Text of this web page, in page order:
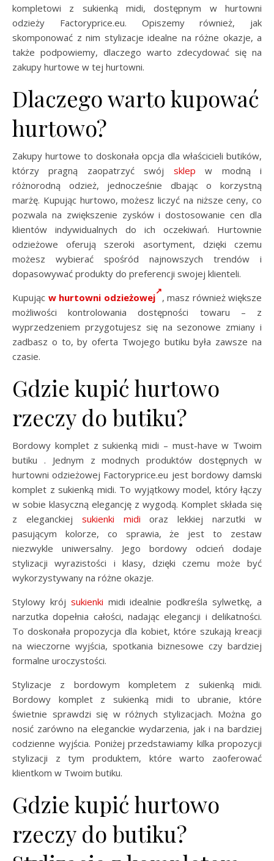
kompletowi z sukienką midi, dostępnym w hurtowni
odzieży Factoryprice.eu. Opiszemy również, jak
skomponować z nim stylizacje idealne na różne okazje, a
także podpowiemy, dlaczego warto zdecydować się na
zakupy hurtowe w tej hurtowni.
Dlaczego warto kupować
hurtowo?
Zakupy hurtowe to doskonała opcja dla właścicieli butików,
którzy pragną zaopatrzyć swój sklep w modną i
różnorodną odzież, jednocześnie dbając o korzystną
marżę. Kupując hurtowo, możesz liczyć na niższe ceny, co
pozwala na zwiększenie zysków i dostosowanie cen dla
klientów indywidualnych do ich oczekiwań. Hurtownie
odzieżowe oferują szeroki asortyment, dzięki czemu
możesz wybierać spośród najnowszych trendów i
dopasowywać produkty do preferencji swojej klienteli.
Kupując w hurtowni odzieżowej
, masz również większe
możliwości kontrolowania dostępności towaru – z
wyprzedzeniem przygotujesz się na sezonowe zmiany i
zadbasz o to, by oferta Twojego butiku była zawsze na
czasie.
Gdzie kupić hurtowo
rzeczy do butiku?
Bordowy komplet z sukienką midi – must-have w Twoim
butiku . Jednym z modnych produktów dostępnych w
hurtowni odzieżowej Factoryprice.eu jest bordowy damski
komplet z sukienką midi. To wyjątkowy model, który łączy
w sobie klasyczną elegancję z wygodą. Komplet składa się
z eleganckiej sukienki midi oraz lekkiej narzutki w
pasującym kolorze, co sprawia, że jest to zestaw
niezwykle uniwersalny. Jego bordowy odcień dodaje
stylizacji wyrazistości i klasy, dzięki czemu może być
wykorzystywany na różne okazje.
Stylowy krój sukienki midi idealnie podkreśla sylwetkę, a
narzutka dopełnia całości, nadając elegancji i delikatności.
To doskonała propozycja dla kobiet, które szukają kreacji
na wieczorne wyjścia, spotkania biznesowe czy bardziej
formalne uroczystości.
Stylizacje z bordowym kompletem z sukienką midi.
Bordowy komplet z sukienką midi to ubranie, które
świetnie sprawdzi się w różnych stylizacjach. Można go
nosić zarówno na eleganckie wydarzenia, jak i na bardziej
codzienne wyjścia. Poniżej przedstawiamy kilka propozycji
stylizacji z tym produktem, które warto zaoferować
klientkom w Twoim butiku.
Gdzie kupić hurtowo
rzeczy do butiku?